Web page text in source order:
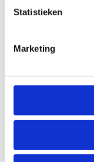
Statistieken
Marketing